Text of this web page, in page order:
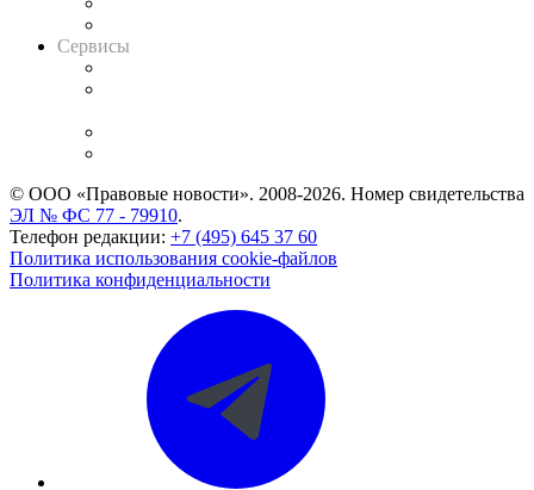
Сервисы
© ООО «Правовые новости». 2008-2026. Номер свидетельства
ЭЛ № ФС 77 - 79910.
Телефон редакции: +7 (495) 645 37 60
Политика использования cookie-файлов
Политика конфиденциальности